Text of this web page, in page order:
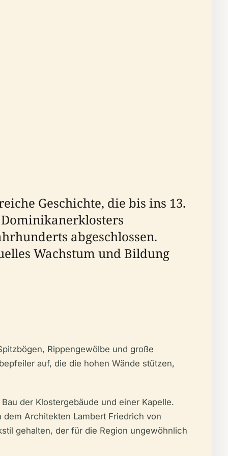
Geschichte, die bis ins 13.
abgeschlossen.
Wachstum und Bildung
Rippengewölbe und große
auf, die die hohen Wände stützen,
der Klostergebäude und einer Kapelle.
Architekten Lambert Friedrich von
gehalten, der für die Region ungewöhnlich